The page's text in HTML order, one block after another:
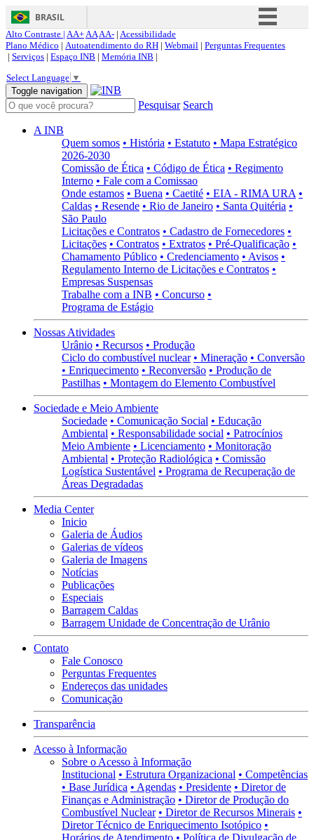
BRASIL
Simplifique!
Acesso à informação
Canais
Alto Contraste | AA+AAAA- | Acessibilidade
Plano Médico | Autoatendimento do RH | Webmail | Perguntas Frequentes
| Serviços | Espaço INB | Memória INB |
Select Language ▼
Toggle navigation
Pesquisar Search
A INB
Quem somos • História • Estatuto • Mapa Estratégico
2026-2030
Comissão de Ética • Código de Ética • Regimento
Interno • Fale com a Comissao
Onde estamos • Buena • Caetité • EIA - RIMA URA •
Caldas • Resende • Rio de Janeiro • Santa Quitéria •
São Paulo
Licitações e Contratos • Cadastro de Fornecedores •
Licitações • Contratos • Extratos • Pré-Qualificação •
Chamamento Público • Credenciamento • Avisos •
Regulamento Interno de Licitações e Contratos •
Empresas Suspensas
Trabalhe com a INB • Concurso •
Programa de Estágio
Nossas Atividades
Urânio • Recursos • Produção
Ciclo do combustível nuclear • Mineração • Conversão
• Enriquecimento • Reconversão • Produção de
Pastilhas • Montagem do Elemento Combustível
Sociedade e Meio Ambiente
Sociedade • Comunicação Social • Educação
Ambiental • Responsabilidade social • Patrocínios
Meio Ambiente • Licenciamento • Monitoração
Ambiental • Proteção Radiológica • Comissão
Logística Sustentável • Programa de Recuperação de
Áreas Degradadas
Media Center
Inicio
Galeria de Áudios
Galerias de vídeos
Galeria de Imagens
Notícias
Publicações
Especiais
Barragem Caldas
Barragem Unidade de Concentração de Urânio
Contato
Fale Conosco
Perguntas Frequentes
Endereços das unidades
Comunicação
Transparência
Acesso à Informação
Sobre o Acesso à Informação
Institucional • Estrutura Organizacional • Competências
• Base Jurídica • Agendas • Presidente • Diretor de
Finanças e Administração • Diretor de Produção do
Combustível Nuclear • Diretor de Recursos Minerais •
Diretor Técnico de Enriquecimento Isotópico •
Horários de Atendimento • Política de Divulgação de